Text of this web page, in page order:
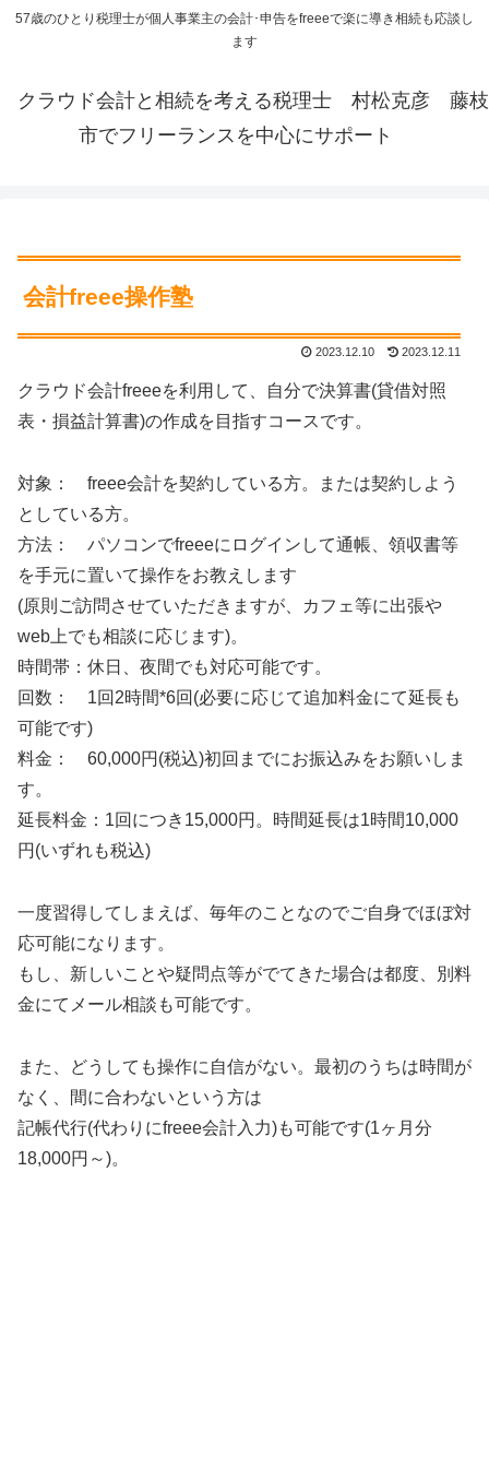
57歳のひとり税理士が個人事業主の会計･申告をfreeeで楽に導き相続も応談し
ます
クラウド会計と相続を考える税理士 村松克彦 藤枝
市でフリーランスを中心にサポート
会計freee操作塾
2023.12.10 2023.12.11
クラウド会計freeeを利用して、自分で決算書(貸借対照
表・損益計算書)の作成を目指すコースです。
対象： freee会計を契約している方。または契約しよう
としている方。
方法： パソコンでfreeeにログインして通帳、領収書等
を手元に置いて操作をお教えします
(原則ご訪問させていただきますが、カフェ等に出張や
web上でも相談に応じます)。
時間帯：休日、夜間でも対応可能です。
回数： 1回2時間*6回(必要に応じて追加料金にて延長も
可能です)
料金： 60,000円(税込)初回までにお振込みをお願いしま
す。
延長料金：1回につき15,000円。時間延長は1時間10,000
円(いずれも税込)
一度習得してしまえば、毎年のことなのでご自身でほぼ対
応可能になります。
もし、新しいことや疑問点等がでてきた場合は都度、別料
金にてメール相談も可能です。
また、どうしても操作に自信がない。最初のうちは時間が
なく、間に合わないという方は
記帳代行(代わりにfreee会計入力)も可能です(1ヶ月分
18,000円～)。